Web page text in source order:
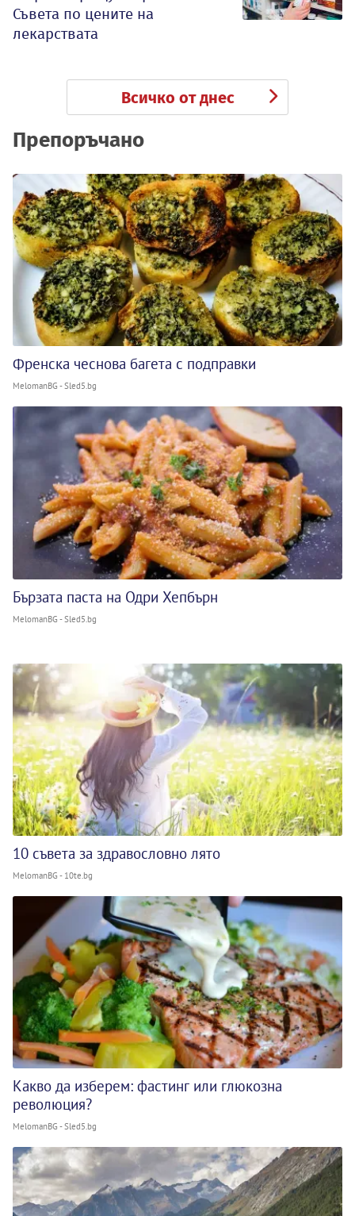
Съвета по цените на
лекарствата
Всичко от днес
Препоръчано
Френска чеснова багета с подправки
MelomanBG - Sled5.bg
Бързата паста на Одри Хепбърн
MelomanBG - Sled5.bg
10 съвета за здравословно лято
MelomanBG - 10te.bg
Какво да изберем: фастинг или глюкозна
революция?
MelomanBG - Sled5.bg